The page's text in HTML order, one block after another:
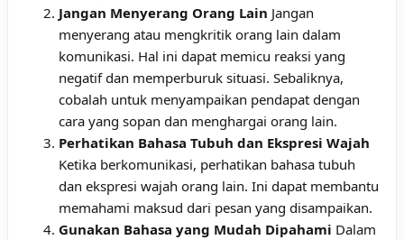
Jangan Menyerang Orang Lain Jangan
menyerang atau mengkritik orang lain dalam
komunikasi. Hal ini dapat memicu reaksi yang
negatif dan memperburuk situasi. Sebaliknya,
cobalah untuk menyampaikan pendapat dengan
cara yang sopan dan menghargai orang lain.
Perhatikan Bahasa Tubuh dan Ekspresi Wajah
Ketika berkomunikasi, perhatikan bahasa tubuh
dan ekspresi wajah orang lain. Ini dapat membantu
memahami maksud dari pesan yang disampaikan.
Gunakan Bahasa yang Mudah Dipahami Dalam